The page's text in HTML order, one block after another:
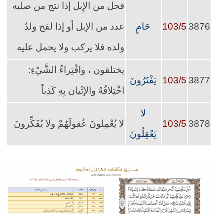
3876
103/5 حَامٍ
فحل من الإِبل إذا نتج من صلبه
عدد من الإبل أو إذا لقح ولدُ
ولده فلا يركب ولا يحمل عليه
3877
103/5 يَفْتَرُونَ
يختلقون ، وافْتِراءُ الشَّيْءِ:
اخْتِلاقُهُ والإتْيان بِهِ كَذِباً
3878
103/5
لا
يَعْقِلُونَ
لا يُعْمِلونَ عُقولَهُمْ ولا يُفَكِّرونَ